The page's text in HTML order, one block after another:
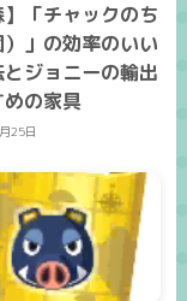
】「チャックのち
」の効率のいい
ジョニーの輸出
の家具
25日